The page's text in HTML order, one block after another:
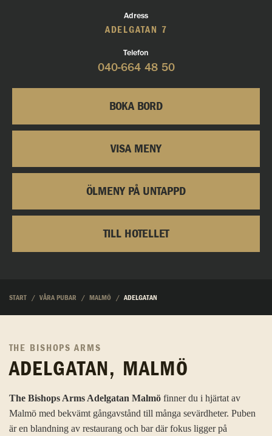
Adress
ADELGATAN 7
Telefon
040-664 48 50
BOKA BORD
VISA MENY
ÖLMENY PÅ UNTAPPD
TILL HOTELLET
START VÅRA PUBAR MALMÖ ADELGATAN
THE BISHOPS ARMS
ADELGATAN, MALMÖ
The Bishops Arms Adelgatan Malmö finner du i hjärtat av
Malmö med bekvämt gångavstånd till många sevärdheter. Puben
är en blandning av restaurang och bar där fokus ligger på